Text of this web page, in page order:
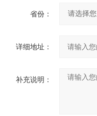
省份：
详细地址：
补充说明：